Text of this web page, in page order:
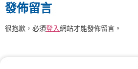
發佈留言
很抱歉，必須登入網站才能發佈留言。